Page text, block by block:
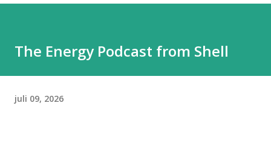
The Energy Podcast from Shell
juli 09, 2026